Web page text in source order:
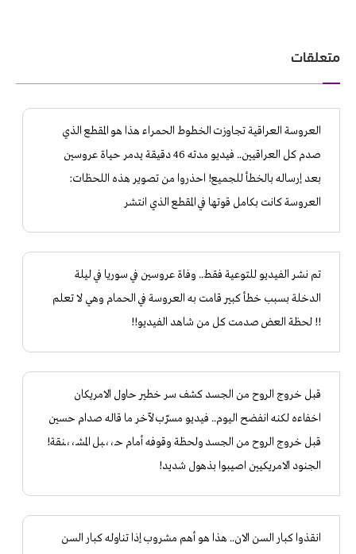
متعلقات
​العروسة العراقية تجاوزت الخطوط الحمراء هذا هو المقطع الذي
صدم كل العراقيين.. فيديو مدته 46 دقيقة يدمر حياة عروسين
بعد إرساله بالخطأ للجميع! احذروا من تصوير هذه اللحظات:
العروسة كانت بكامل قوتها في المقطع الذي انتشر
تم نشر الفيديو للتوعية فقط.. وفاة عروسين في سوريا في ليلة
الدخلة بسبب خطأ كبير قامت به العروسة في الحمام وهي لا تعلم
!! لحظة العض صدمت كل من شاهد الفيديو!!
قبل خروج الروح من الجسد كشف سر خطير حاول الامريكان
اخفاءه لكنه انفضح اليوم.. فيديو مسرّب لآخر ما قاله صدام حسين
قبل خروج الروح من الجسد ولحظة وقوفه أمام حـ،،ـبل المشـ،،ـنقة!
الجنود الامريكيين اصيبوا بذهول شديد!
انقذوا كبار السن الان.. هذا هو أهم مشروب إذا تناوله كبار السن